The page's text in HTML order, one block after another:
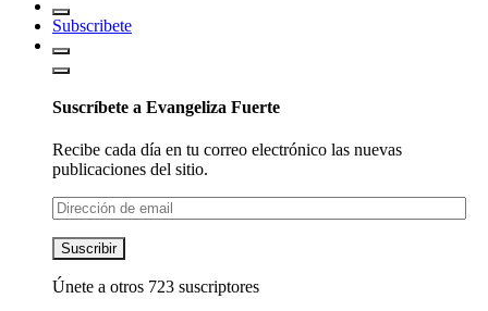
Subscribete
Suscríbete a Evangeliza Fuerte
Recibe cada día en tu correo electrónico las nuevas
publicaciones del sitio.
Dirección
de
email
Suscribir
Únete a otros 723 suscriptores